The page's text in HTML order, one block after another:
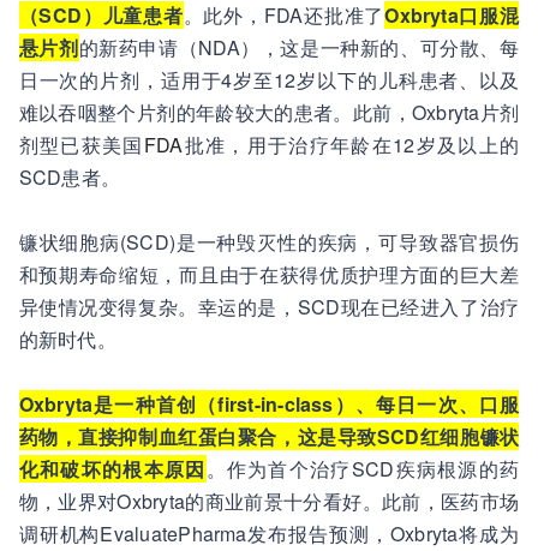
（SCD）儿童患者。此外，FDA还批准了Oxbryta口服混
悬片剂的新药申请（NDA），这是一种新的、可分散、每
日一次的片剂，适用于4岁至12岁以下的儿科患者、以及
难以吞咽整个片剂的年龄较大的患者。此前，Oxbryta片剂
剂型已获美国FDA批准，用于治疗年龄在12岁及以上的
SCD患者。
镰状细胞病(SCD)是一种毁灭性的疾病，可导致器官损伤
和预期寿命缩短，而且由于在获得优质护理方面的巨大差
异使情况变得复杂。幸运的是，SCD现在已经进入了治疗
的新时代。
Oxbryta是一种首创（first-in-class）、每日一次、口服
药物，直接抑制血红蛋白聚合，这是导致SCD红细胞镰状
化和破坏的根本原因。作为首个治疗SCD疾病根源的药
物，业界对Oxbryta的商业前景十分看好。此前，医药市场
调研机构EvaluatePharma发布报告预测，Oxbryta将成为